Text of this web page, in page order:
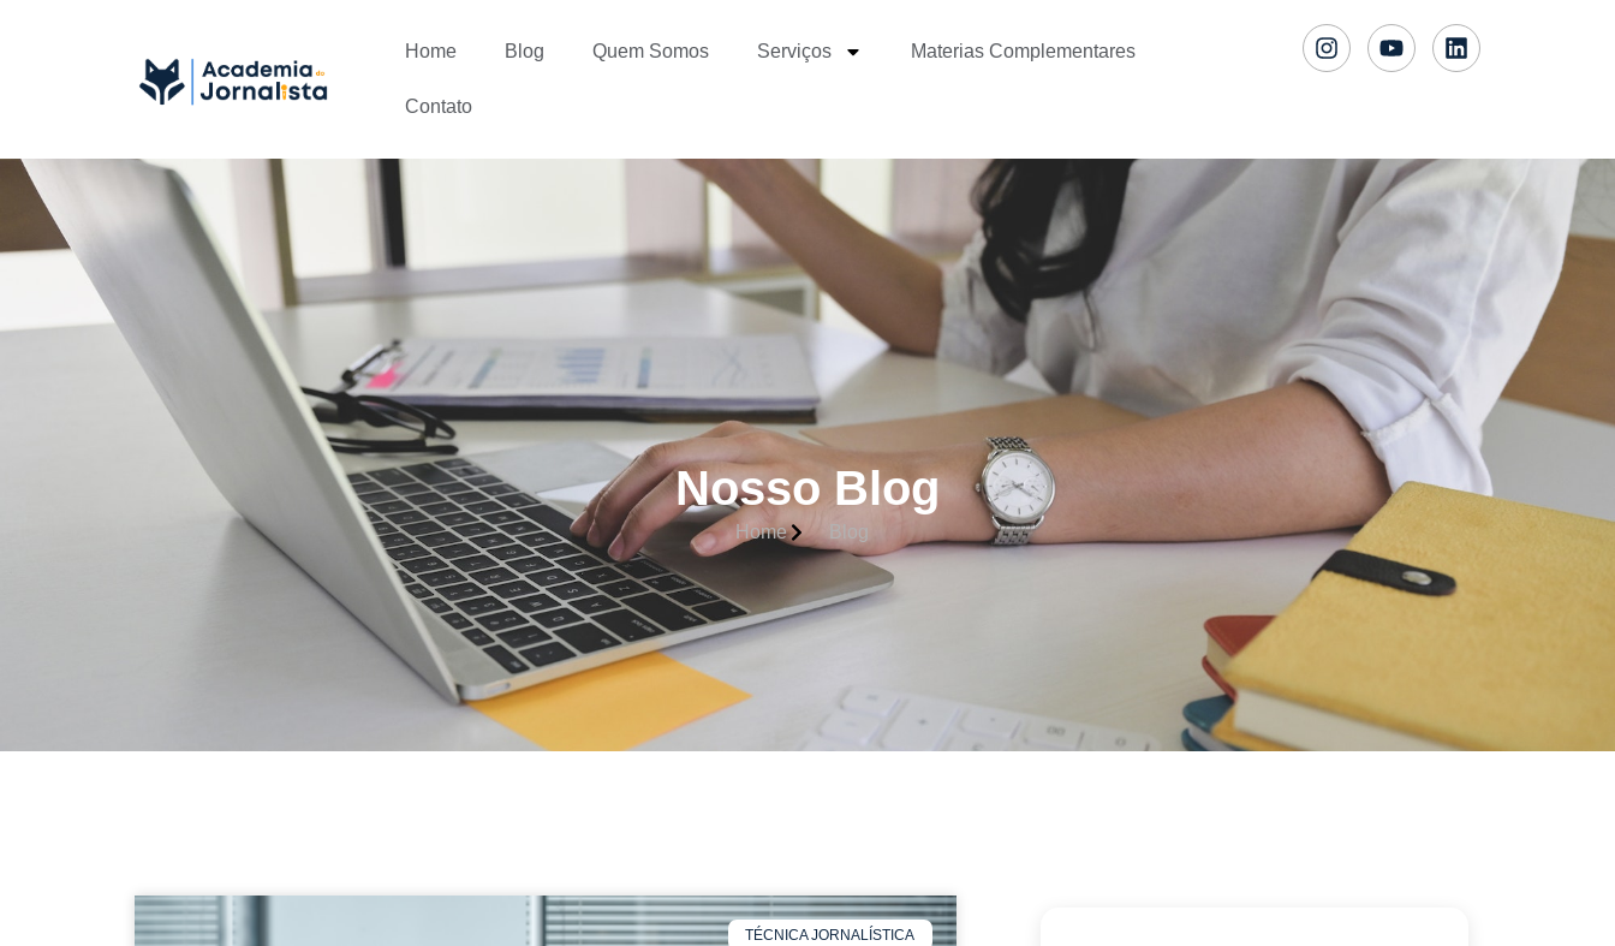
Home Blog Quem Somos Serviços Materias Complementares
Contato
Nosso Blog
Home Blog
TÉCNICA JORNALÍSTICA